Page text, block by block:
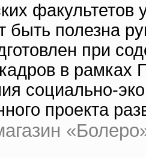
факультетов
быть полезна
при
кадров в
социально-
проекта